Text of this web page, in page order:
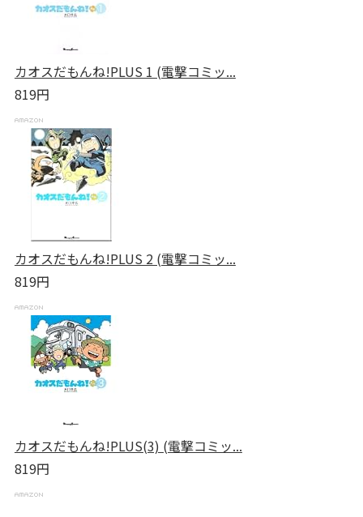
カオスだもんね!PLUS 1 (電撃コミッ...
819円
カオスだもんね!PLUS 2 (電撃コミッ...
819円
カオスだもんね!PLUS(3) (電撃コミッ...
819円